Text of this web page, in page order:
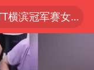
朱雨玲晋级WTT横滨冠军赛女单八强